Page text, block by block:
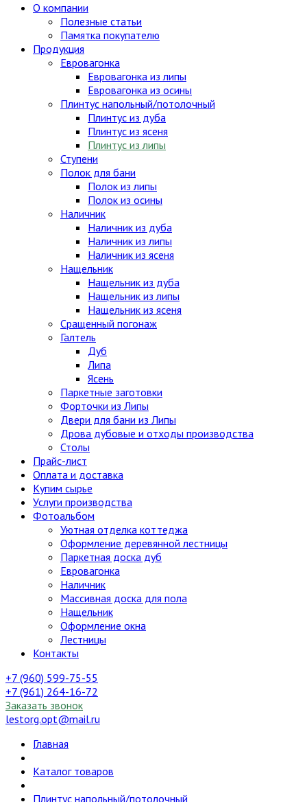
О компании
Полезные статьи
Памятка покупателю
Продукция
Евровагонка
Евровагонка из липы
Евровагонка из осины
Плинтус напольный/потолочный
Плинтус из дуба
Плинтус из ясеня
Плинтус из липы
Ступени
Полок для бани
Полок из липы
Полок из осины
Наличник
Наличник из дуба
Наличник из липы
Наличник из ясеня
Нащельник
Нащельник из дуба
Нащельник из липы
Нащельник из ясеня
Сращенный погонаж
Галтель
Дуб
Липа
Ясень
Паркетные заготовки
Форточки из Липы
Двери для бани из Липы
Дрова дубовые и отходы производства
Столы
Прайс-лист
Оплата и доставка
Купим сырье
Услуги производства
Фотоальбом
Уютная отделка коттеджа
Оформление деревянной лестницы
Паркетная доска дуб
Евровагонка
Наличник
Массивная доска для пола
Нащельник
Оформление окна
Лестницы
Контакты
+7 (960) 599-75-55
+7 (961) 264-16-72
Заказать звонок
lestorg.opt@mail.ru
Главная
Каталог товаров
Плинтус напольный/потолочный